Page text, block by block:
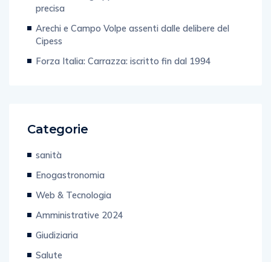
precisa
Arechi e Campo Volpe assenti dalle delibere del
Cipess
Forza Italia: Carrazza: iscritto fin dal 1994
Categorie
sanità
Enogastronomia
Web & Tecnologia
Amministrative 2024
Giudiziaria
Salute